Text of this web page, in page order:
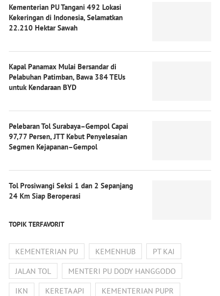
Kementerian PU Tangani 492 Lokasi
Kekeringan di Indonesia, Selamatkan
22.210 Hektar Sawah
Kapal Panamax Mulai Bersandar di
Pelabuhan Patimban, Bawa 384 TEUs
untuk Kendaraan BYD
Pelebaran Tol Surabaya–Gempol Capai
97,77 Persen, JTT Kebut Penyelesaian
Segmen Kejapanan–Gempol
Tol Prosiwangi Seksi 1 dan 2 Sepanjang
24 Km Siap Beroperasi
TOPIK TERFAVORIT
KEMENTERIAN PU KEMENHUB
PT KAI
JALAN TOL
MENTERI PU DODY HANGGODO
IKN
KERETA API
KEMENTERIAN PUPR